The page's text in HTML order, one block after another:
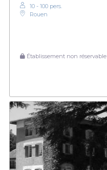
10 - 100 pers.
Rouen
Établissement non réservable